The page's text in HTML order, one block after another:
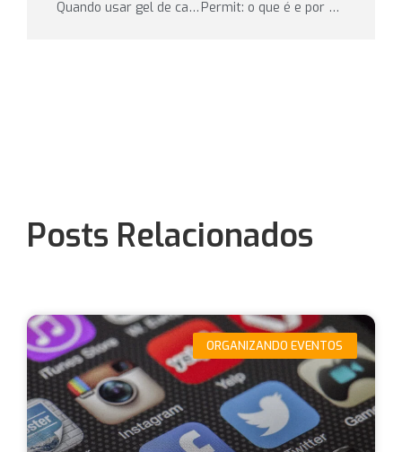
Quando usar gel de carboidrato? Entenda como ele pode salvar sua prova Permit: o que é e por que virou peça-chave para organizadores
Posts Relacionados
ORGANIZANDO EVENTOS